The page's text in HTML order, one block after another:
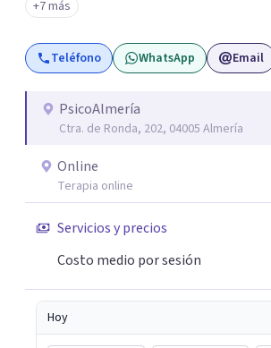
que consigas el bienestar y equilibrio que
consciente de que cada persona es
inicialmente realizaremos una adecuada
personalizado. Utilizo diferentes técnicas psicológicas
aunque mi especialidad es la hipnosis
eficacia, reduciendo el tiempo de tratamiento y
consiguiendo cambios positivos desde
¿Tienes dudas de cómo enfocaré tu
momento de dar el paso a una nueva
+7 más
Teléfono WhatsApp Email
PsicoAlmería
Ctra. de Ronda, 202, 04005 Almería
Online
Terapia online
Servicios y precios
Costo medio por sesión
Hoy